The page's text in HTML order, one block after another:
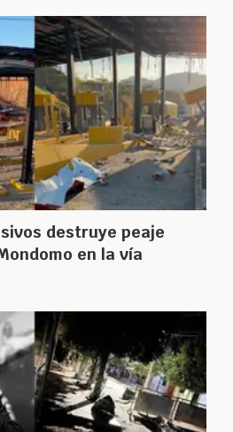
destruye peaje
en la vía